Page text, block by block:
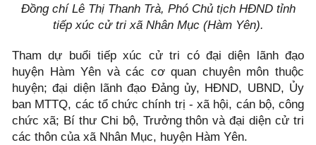
Đồng chí Lê Thị Thanh Trà, Phó Chủ tịch HĐND tỉnh
tiếp xúc cử tri xã Nhân Mục (Hàm Yên).
Tham dự buổi tiếp xúc cử tri có đại diện lãnh đạo
huyện Hàm Yên và các cơ quan chuyên môn thuộc
huyện; đại diện lãnh đạo Đảng ủy, HĐND, UBND, Ủy
ban MTTQ, các tổ chức chính trị - xã hội, cán bộ, công
chức xã; Bí thư Chi bộ, Trưởng thôn và đại diện cử tri
các thôn của xã Nhân Mục, huyện Hàm Yên.